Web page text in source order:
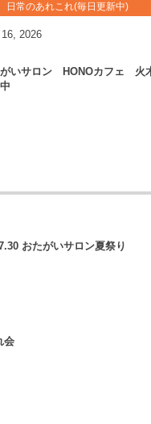
日常のあれこれ(毎日更新中)
16 2026
いサロン HONOカフェ 火木
おたがいサロン夏祭り
会